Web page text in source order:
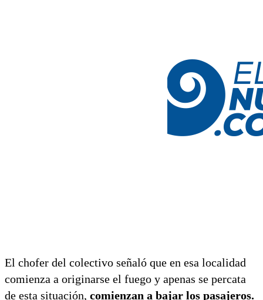
El chofer del colectivo señaló que en esa localidad
comienza a originarse el fuego y apenas se percata
de esta situación, comienzan a bajar los pasajeros.